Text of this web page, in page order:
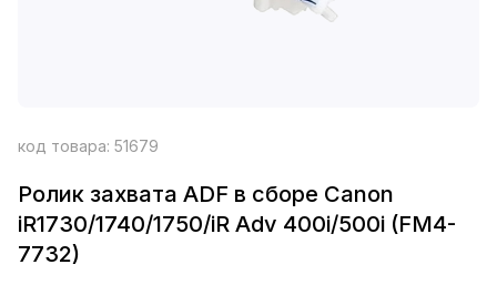
код товара: 51679
Ролик захвата ADF в сборе Canon
iR1730/1740/1750/iR Adv 400i/500i (FM4-
7732)